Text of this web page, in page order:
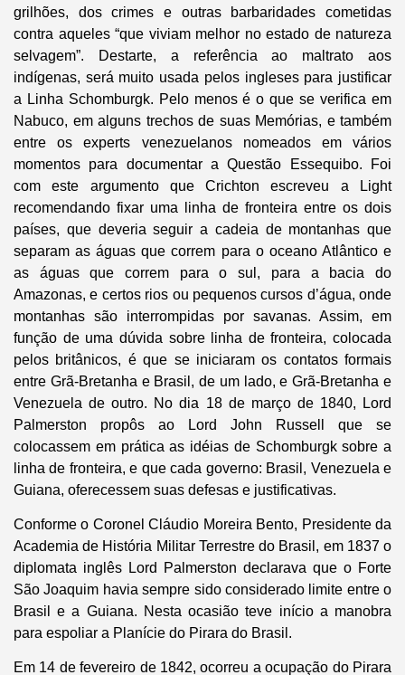
grilhões, dos crimes e outras barbaridades cometidas
contra aqueles “que viviam melhor no estado de natureza
selvagem”. Destarte, a referência ao maltrato aos
indígenas, será muito usada pelos ingleses para justificar
a Linha Schomburgk. Pelo menos é o que se verifica em
Nabuco, em alguns trechos de suas Memórias, e também
entre os experts venezuelanos nomeados em vários
momentos para documentar a Questão Essequibo. Foi
com este argumento que Crichton escreveu a Light
recomendando fixar uma linha de fronteira entre os dois
países, que deveria seguir a cadeia de montanhas que
separam as águas que correm para o oceano Atlântico e
as águas que correm para o sul, para a bacia do
Amazonas, e certos rios ou pequenos cursos d’água, onde
montanhas são interrompidas por savanas. Assim, em
função de uma dúvida sobre linha de fronteira, colocada
pelos britânicos, é que se iniciaram os contatos formais
entre Grã-Bretanha e Brasil, de um lado, e Grã-Bretanha e
Venezuela de outro. No dia 18 de março de 1840, Lord
Palmerston propôs ao Lord John Russell que se
colocassem em prática as idéias de Schomburgk sobre a
linha de fronteira, e que cada governo: Brasil, Venezuela e
Guiana, oferecessem suas defesas e justificativas.
Conforme o Coronel Cláudio Moreira Bento, Presidente da
Academia de História Militar Terrestre do Brasil, em 1837 o
diplomata inglês Lord Palmerston declarava que o Forte
São Joaquim havia sempre sido considerado limite entre o
Brasil e a Guiana. Nesta ocasião teve início a manobra
para espoliar a Planície do Pirara do Brasil.
Em 14 de fevereiro de 1842, ocorreu a ocupação do Pirara